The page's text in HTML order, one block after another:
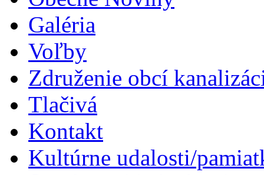
Galéria
Voľby
Združenie obcí
Tlačivá
Kontakt
Kultúrne udalosti/